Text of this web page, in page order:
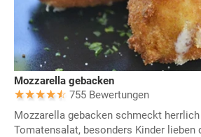
Mozzarella gebacken
755 Bewertungen
Mozzarella gebacken schmeckt
Tomatensalat, besonders Kinder lieben